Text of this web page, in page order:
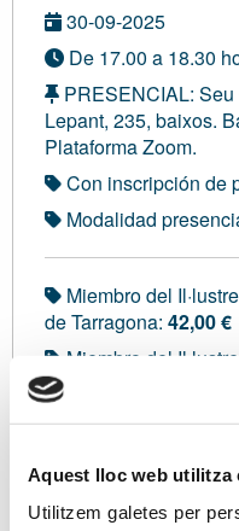
Aquest lloc web utilitza
Utilitzem galetes per
30-09-2025
De 17.00 a 18.30
PRESENCIAL:
Lepant, 235, baixos.
Plataforma Zoom.
Con inscripción de
Modalidad
Miembro del
de Tarragona: 42,00 €
Miembro del
de Barcelona, Girona i
Miembro del
No asociado: